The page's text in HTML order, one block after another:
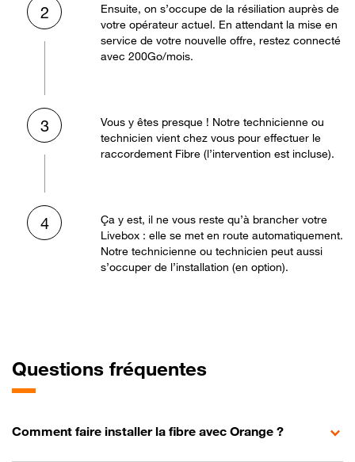
2
Ensuite, on s’occupe de la résiliation auprès de
votre opérateur actuel. En attendant la mise en
service de votre nouvelle offre, restez connecté
avec 200Go/mois.
3
Vous y êtes presque ! Notre technicienne ou
technicien vient chez vous pour effectuer le
raccordement Fibre (l’intervention est incluse).
4
Ça y est, il ne vous reste qu’à brancher votre
Livebox : elle se met en route automatiquement.
Notre technicienne ou technicien peut aussi
s’occuper de l’installation (en option).
Questions fréquentes
Comment faire installer la fibre avec Orange ?